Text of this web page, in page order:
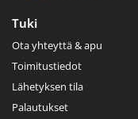
Tuki
Ota yhteyttä & apu
Toimitustiedot
Lähetyksen tila
Palautukset